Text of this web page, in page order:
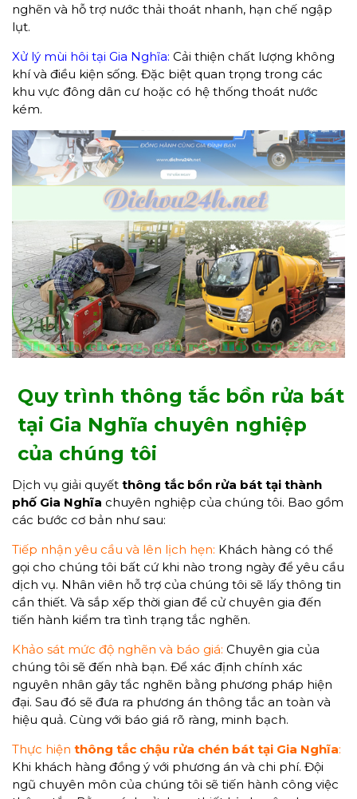
nghẽn và hỗ trợ nước thải thoát nhanh, hạn chế ngập
lụt.
Xử lý mùi hôi tại Gia Nghĩa: Cải thiện chất lượng không
khí và điều kiện sống. Đặc biệt quan trọng trong các
khu vực đông dân cư hoặc có hệ thống thoát nước
kém.
Quy trình thông tắc bồn rửa bát
tại Gia Nghĩa chuyên nghiệp
của chúng tôi
Dịch vụ giải quyết thông tắc bồn rửa bát tại thành
phố Gia Nghĩa chuyên nghiệp của chúng tôi. Bao gồm
các bước cơ bản như sau:
Tiếp nhận yêu cầu và lên lịch hẹn: Khách hàng có thể
gọi cho chúng tôi bất cứ khi nào trong ngày để yêu cầu
dịch vụ. Nhân viên hỗ trợ của chúng tôi sẽ lấy thông tin
cần thiết. Và sắp xếp thời gian để cử chuyên gia đến
tiến hành kiểm tra tình trạng tắc nghẽn.
Khảo sát mức độ nghẽn và báo giá: Chuyên gia của
chúng tôi sẽ đến nhà bạn. Để xác định chính xác
nguyên nhân gây tắc nghẽn bằng phương pháp hiện
đại. Sau đó sẽ đưa ra phương án thông tắc an toàn và
hiệu quả. Cùng với báo giá rõ ràng, minh bạch.
Thực hiện thông tắc chậu rửa chén bát tại Gia Nghĩa:
Khi khách hàng đồng ý với phương án và chi phí. Đội
ngũ chuyên môn của chúng tôi sẽ tiến hành công việc